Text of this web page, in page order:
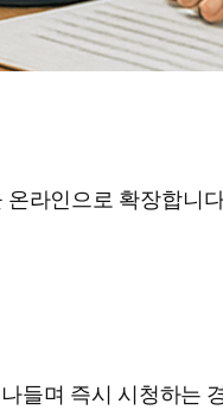
라인으로 확장합니
들며 즉시 시청하는